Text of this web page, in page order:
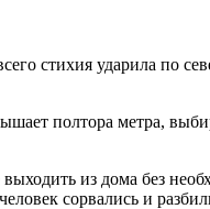
стихия ударила по
полтора метра,
из дома без
сорвались и